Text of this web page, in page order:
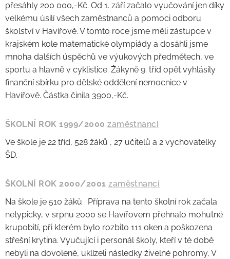
přesáhly 200 000,-Kč. Od 1. září začalo vyučování jen díky
velkému úsilí všech zaměstnanců a pomoci odboru
školství v Havířově. V tomto roce jsme měli zástupce v
krajském kole matematické olympiády a dosáhli jsme
mnoha dalších úspěchů ve výukových předmětech, ve
sportu a hlavně v cyklistice. Žákyně 9. tříd opět vyhlásily
finanční sbírku pro dětské oddělení nemocnice v
Havířově. Částka činila 3900,-Kč.
ŠKOLNÍ ROK 1999/2000zaměstnanci
Ve škole je 22 tříd, 528 žáků , 27 učitelů a 2 vychovatelky
ŠD.
ŠKOLNÍ ROK 2000/2001zaměstnanci
Na škole je 510 žáků . Příprava na tento školní rok začala
netypicky, v srpnu 2000 se Havířovem přehnalo mohutné
krupobití, při kterém bylo rozbito 111 oken a poškozena
střešní krytina. Vyučující i personál školy, kteří v té době
nebyli na dovolené, uklízeli následky živelné pohromy, V